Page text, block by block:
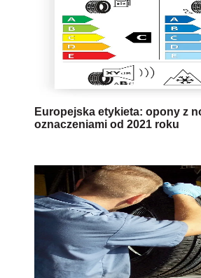
Europejska etykieta: opony z
oznaczeniami od 2021 roku